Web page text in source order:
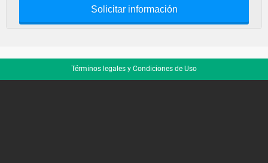
Solicitar información
Términos legales y Condiciones de Uso